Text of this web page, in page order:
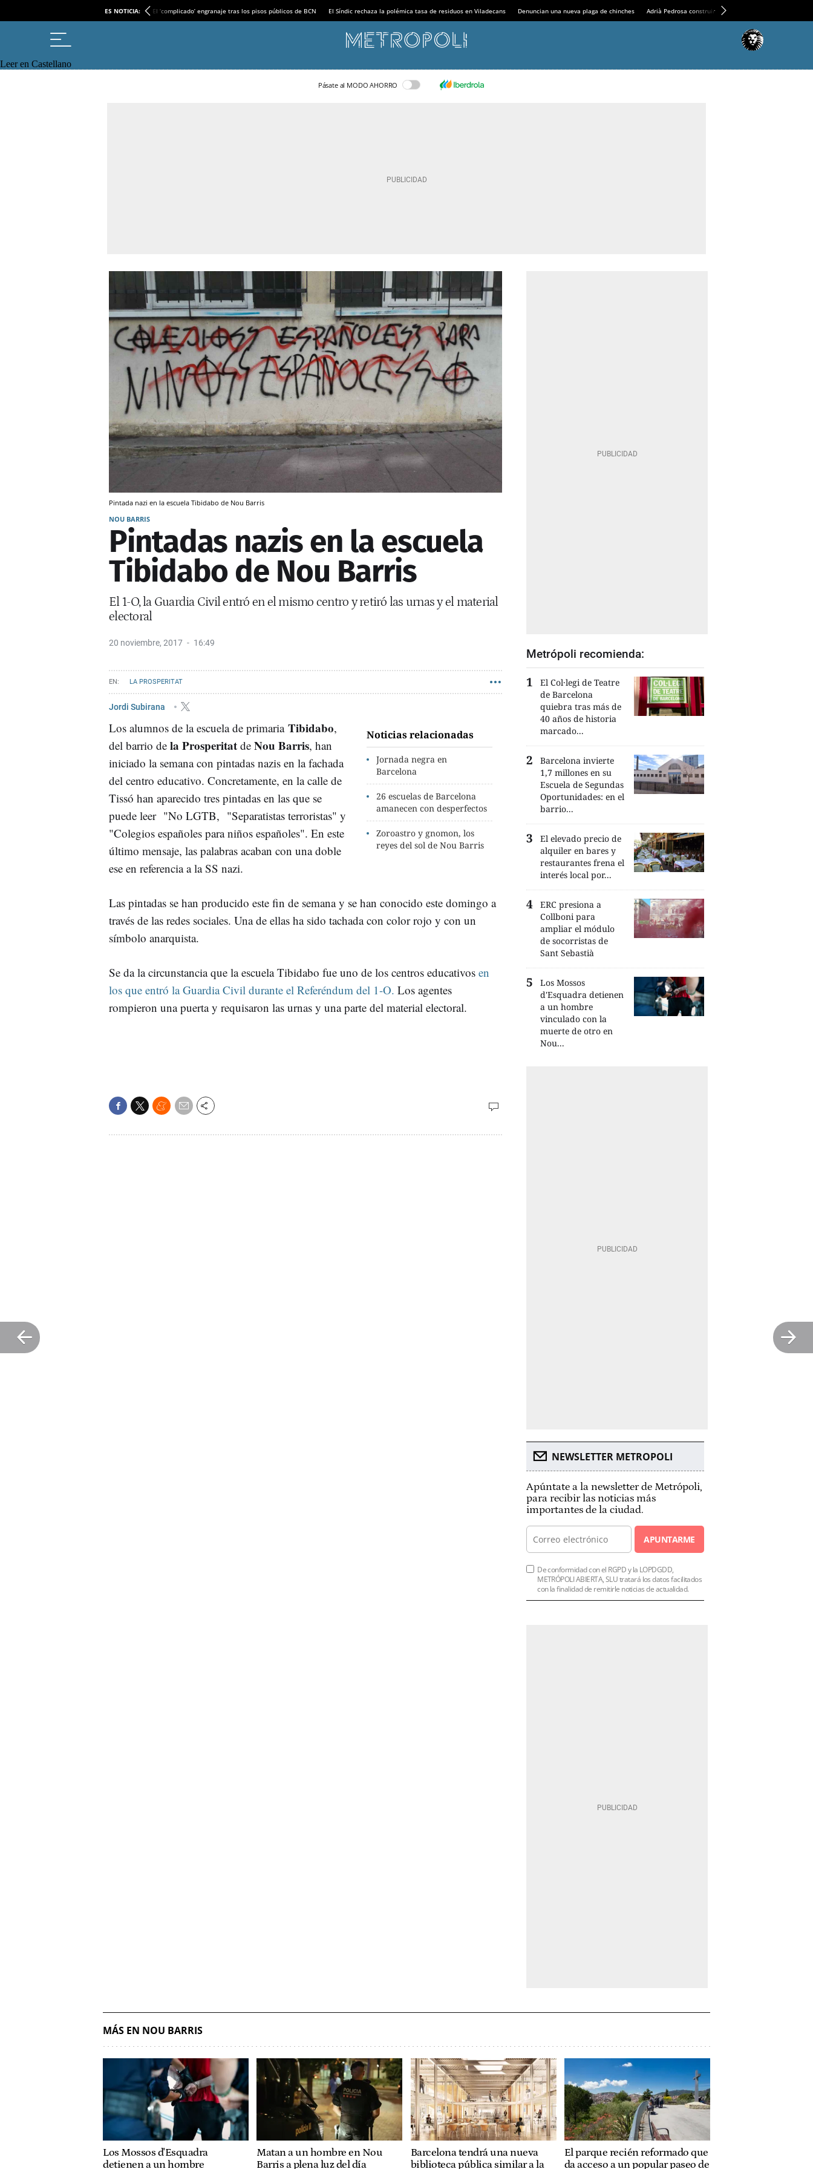
ES NOTICIA: El ‘complicado’ engranaje tras los pisos públicos de BCN El Síndic rechaza la polémica tasa de residuos en Viladecans Denuncian una nueva plaga de chinches Adrià Pedrosa construirá la nueva residencia en el
Leer en Castellano
Pásate al MODO AHORRO
Pintada nazi en la escuela Tibidabo de Nou Barris
NOU BARRIS
Pintadas nazis en la escuela
Tibidabo de Nou Barris
El 1-O, la Guardia Civil entró en el mismo centro y retiró las urnas y el material
electoral
20 noviembre, 2017 16:49
LA PROSPERITAT
Jordi Subirana
Noticias relacionadas
Jornada negra en
Barcelona
26 escuelas de Barcelona
amanecen con desperfectos
Zoroastro y gnomon, los
reyes del sol de Nou Barris
Los alumnos de la escuela de primaria Tibidabo,
del barrio de la Prosperitat de Nou Barris, han
iniciado la semana con pintadas nazis en la fachada
del centro educativo. Concretamente, en la calle de
Tissó han aparecido tres pintadas en las que se
puede leer "No LGTB, "Separatistas terroristas" y
"Colegios españoles para niños españoles". En este
último mensaje, las palabras acaban con una doble
ese en referencia a la SS nazi.
Las pintadas se han producido este fin de semana y se han conocido este domingo a
través de las redes sociales. Una de ellas ha sido tachada con color rojo y con un
símbolo anarquista.
Se da la circunstancia que la escuela Tibidabo fue uno de los centros educativos en
los que entró la Guardia Civil durante el Referéndum del 1-O. Los agentes
rompieron una puerta y requisaron las urnas y una parte del material electoral.
Metrópoli recomienda:
El Col·legi de Teatre
de Barcelona
quiebra tras más de
40 años de historia
marcado...
Barcelona invierte
1,7 millones en su
Escuela de Segundas
Oportunidades: en el
barrio...
El elevado precio de
alquiler en bares y
restaurantes frena el
interés local por...
ERC presiona a
Collboni para
ampliar el módulo
de socorristas de
Sant Sebastià
Los Mossos
d'Esquadra detienen
a un hombre
vinculado con la
muerte de otro en
Nou...
NEWSLETTER METROPOLI
Apúntate a la newsletter de Metrópoli,
para recibir las noticias más
importantes de la ciudad.
APUNTARME
De conformidad con el RGPD y la LOPDGDD,
METRÓPOLI ABIERTA, SLU tratará los datos facilitados
con la finalidad de remitirle noticias de actualidad.
MÁS EN NOU BARRIS
Los Mossos d'Esquadra
detienen a un hombre
Matan a un hombre en Nou
Barris a plena luz del día
Barcelona tendrá una nueva
biblioteca pública similar a la
El parque recién reformado que
da acceso a un popular paseo de